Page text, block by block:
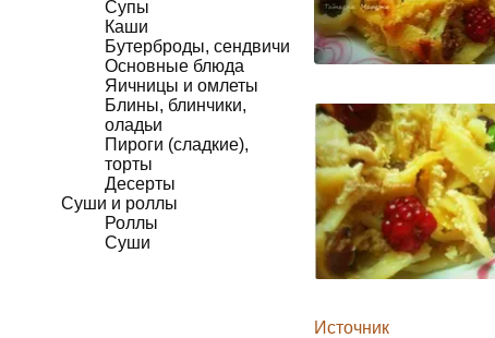
Супы
Каши
Бутерброды, сендвичи
Основные блюда
Яичницы и омлеты
Блины, блинчики,
оладьи
Пироги (сладкие),
торты
Десерты
Суши и роллы
Роллы
Суши
Источник